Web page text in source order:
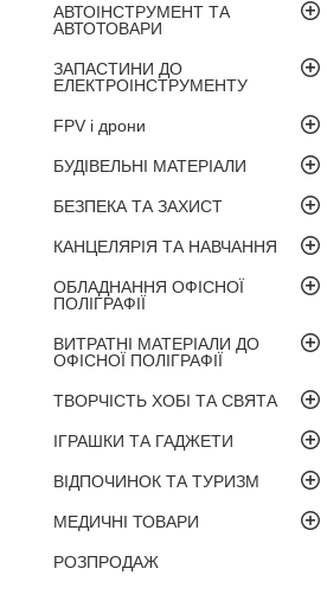
АВТОІНСТРУМЕНТ ТА
АВТОТОВАРИ
ЗАПАСТИНИ ДО
ЕЛЕКТРОІНСТРУМЕНТУ
FPV і дрони
БУДІВЕЛЬНІ МАТЕРІАЛИ
БЕЗПЕКА ТА ЗАХИСТ
КАНЦЕЛЯРІЯ ТА НАВЧАННЯ
ОБЛАДНАННЯ ОФІСНОЇ
ПОЛІГРАФІЇ
ВИТРАТНІ МАТЕРІАЛИ ДО
ОФІСНОЇ ПОЛІГРАФІЇ
ТВОРЧІСТЬ ХОБІ ТА СВЯТА
ІГРАШКИ ТА ГАДЖЕТИ
ВІДПОЧИНОК ТА ТУРИЗМ
МЕДИЧНІ ТОВАРИ
РОЗПРОДАЖ